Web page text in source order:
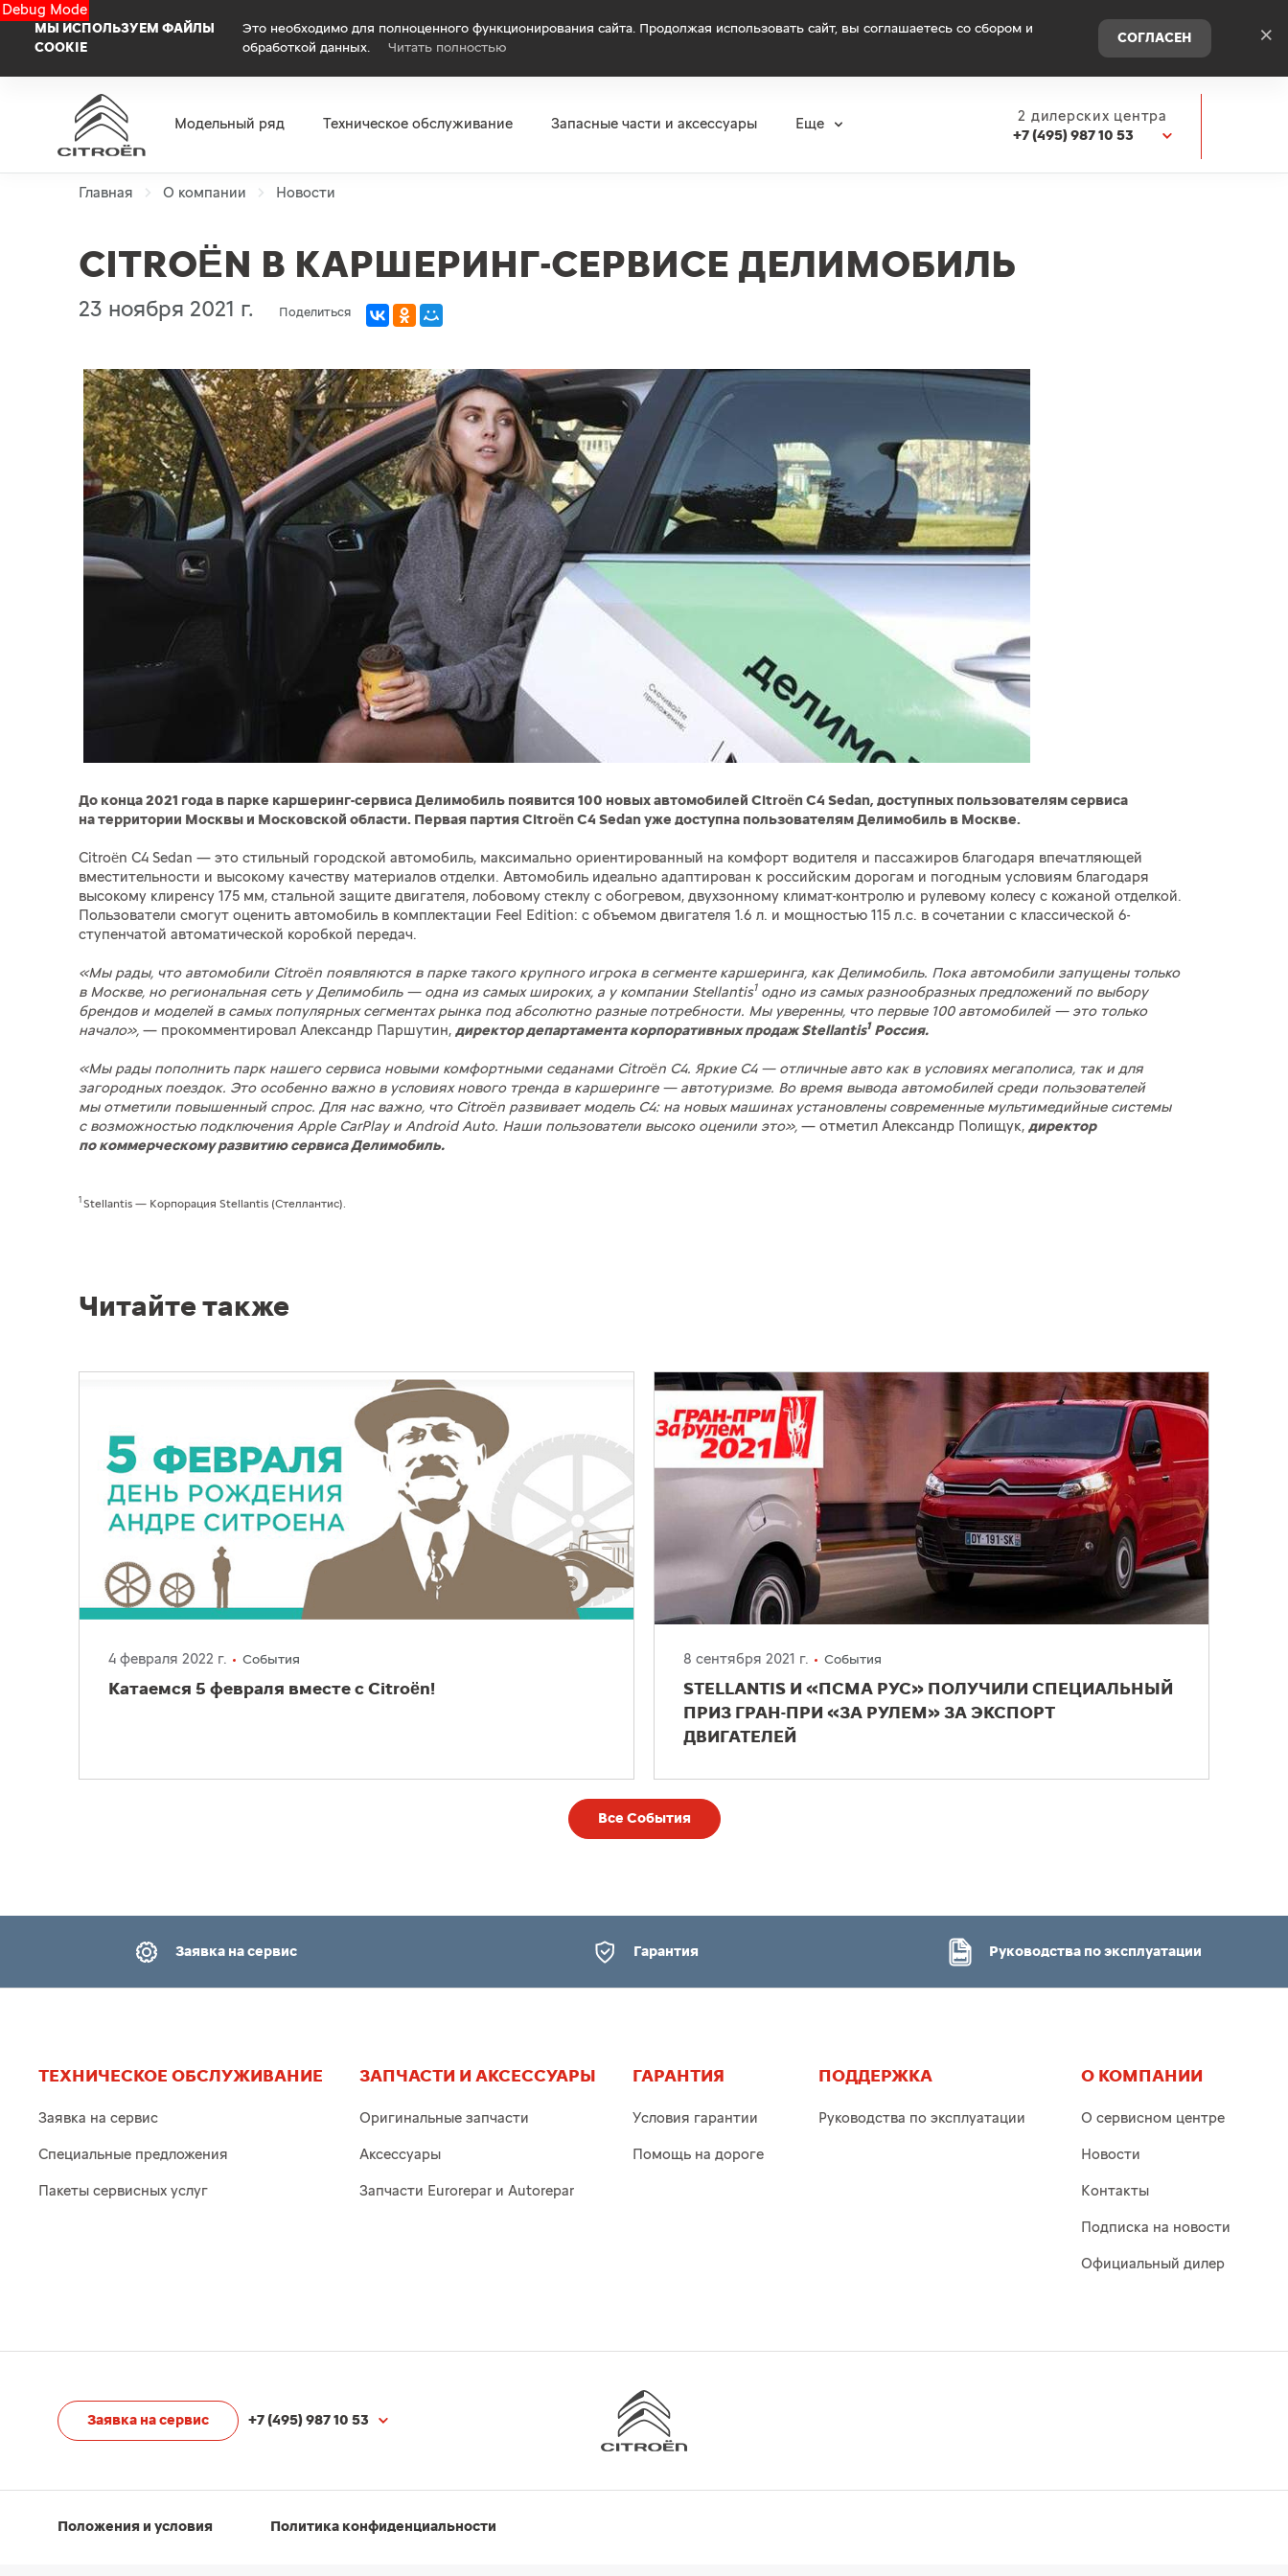
Debug Mode
МЫ ИСПОЛЬЗУЕМ ФАЙЛЫ
COOKIE
Это необходимо для полноценного функционирования сайта. Продолжая использовать сайт, вы соглашаетесь со сбором и
обработкой данных.
Читать полностью
СОГЛАСЕН ×
Модельный ряд Техническое обслуживание Запасные части и аксессуары Еще
2 дилерских центра
+7 (495) 987 10 53
Главная О компании Новости
CITROËN В КАРШЕРИНГ-СЕРВИСЕ ДЕЛИМОБИЛЬ
23 ноября 2021 г. Поделиться
До конца 2021 года в парке каршеринг-сервиса Делимобиль появится 100 новых автомобилей Citroën C4 Sedan, доступных пользователям сервиса
на территории Москвы и Московской области. Первая партия Citroën C4 Sedan уже доступна пользователям Делимобиль в Москве.
Citroën C4 Sedan — это стильный городской автомобиль, максимально ориентированный на комфорт водителя и пассажиров благодаря впечатляющей
вместительности и высокому качеству материалов отделки. Автомобиль идеально адаптирован к российским дорогам и погодным условиям благодаря
высокому клиренсу 175 мм, стальной защите двигателя, лобовому стеклу с обогревом, двухзонному климат-контролю и рулевому колесу с кожаной отделкой.
Пользователи смогут оценить автомобиль в комплектации Feel Edition: с объемом двигателя 1.6 л. и мощностью 115 л.с. в сочетании с классической 6-
ступенчатой автоматической коробкой передач.
«Мы рады, что автомобили Citroën появляются в парке такого крупного игрока в сегменте каршеринга, как Делимобиль. Пока автомобили запущены только
в Москве, но региональная сеть у Делимобиль — одна из самых широких, а у компании Stellantis1 одно из самых разнообразных предложений по выбору
брендов и моделей в самых популярных сегментах рынка под абсолютно разные потребности. Мы уверенны, что первые 100 автомобилей — это только
начало», — прокомментировал Александр Паршутин, директор департамента корпоративных продаж Stellantis1 Россия.
«Мы рады пополнить парк нашего сервиса новыми комфортными седанами Citroën C4. Яркие C4 — отличные авто как в условиях мегаполиса, так и для
загородных поездок. Это особенно важно в условиях нового тренда в каршеринге — автотуризме. Во время вывода автомобилей среди пользователей
мы отметили повышенный спрос. Для нас важно, что Citroën развивает модель C4: на новых машинах установлены современные мультимедийные системы
с возможностью подключения Apple CarPlay и Android Auto. Наши пользователи высоко оценили это», — отметил Александр Полищук, директор
по коммерческому развитию сервиса Делимобиль.
1 Stellantis — Корпорация Stellantis (Стеллантис).
Читайте также
4 февраля 2022 г. События
Катаемся 5 февраля вместе с Citroën!
8 сентября 2021 г. События
STELLANTIS И «ПСМА РУС» ПОЛУЧИЛИ СПЕЦИАЛЬНЫЙ
ПРИЗ ГРАН-ПРИ «ЗА РУЛЕМ» ЗА ЭКСПОРТ
ДВИГАТЕЛЕЙ
Все События
Заявка на сервис Гарантия Руководства по эксплуатации
ТЕХНИЧЕСКОЕ ОБСЛУЖИВАНИЕ
Заявка на сервис
Специальные предложения
Пакеты сервисных услуг
ЗАПЧАСТИ И АКСЕССУАРЫ
Оригинальные запчасти
Аксессуары
Запчасти Eurorepar и Autorepar
ГАРАНТИЯ
Условия гарантии
Помощь на дороге
ПОДДЕРЖКА
Руководства по эксплуатации
О КОМПАНИИ
О сервисном центре
Новости
Контакты
Подписка на новости
Официальный дилер
+7 (495) 987 10 53
Заявка на сервис
Положения и условия Политика конфиденциальности